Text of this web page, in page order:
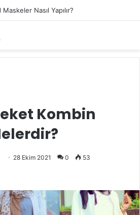
Nasıl Yapılır?
Kombin
göndermek
28 Ekim 2021 0 53